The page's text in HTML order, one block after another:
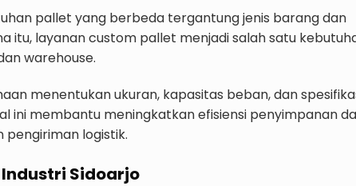
pallet yang berbeda tergantung jenis barang dan
itu, layanan custom pallet menjadi salah satu
warehouse.
menentukan ukuran, kapasitas beban, dan
ini membantu meningkatkan efisiensi penyimpanan
pengiriman logistik.
Sidoarjo